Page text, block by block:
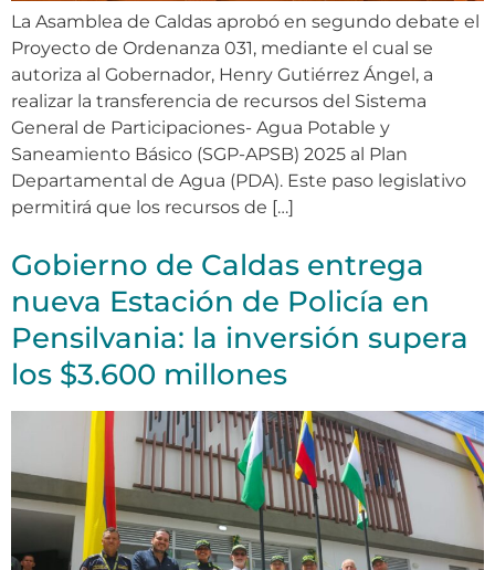
La Asamblea de Caldas aprobó en segundo debate el
Proyecto de Ordenanza 031, mediante el cual se
autoriza al Gobernador, Henry Gutiérrez Ángel, a
realizar la transferencia de recursos del Sistema
General de Participaciones- Agua Potable y
Saneamiento Básico (SGP-APSB) 2025 al Plan
Departamental de Agua (PDA). Este paso legislativo
permitirá que los recursos de […]
Gobierno de Caldas entrega
nueva Estación de Policía en
Pensilvania: la inversión supera
los $3.600 millones